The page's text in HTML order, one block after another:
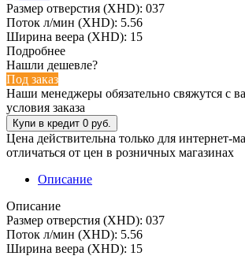
Размер отверстия (XHD): 037
Поток л/мин (XHD): 5.56
Ширина веера (XHD): 15
Подробнее
Нашли дешевле?
Под заказ
Наши менеджеры обязательно свяжутся с
условия заказа
Цена действительна только для интернет-
отличаться от цен в розничных магазинах
Описание
Описание
Размер отверстия (XHD): 037
Поток л/мин (XHD): 5.56
Ширина веера (XHD): 15